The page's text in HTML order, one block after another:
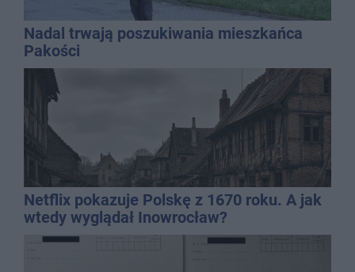
Nadal trwają poszukiwania mieszkańca
Pakości
Netflix pokazuje Polskę z 1670 roku. A jak
wtedy wyglądał Inowrocław?